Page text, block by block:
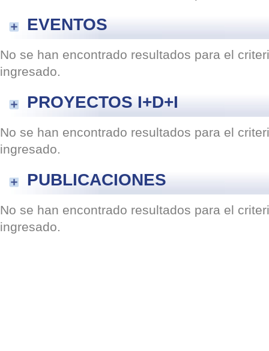
EVENTOS
No se han encontrado resultados para el
ingresado.
PROYECTOS I+D+I
No se han encontrado resultados para el
ingresado.
PUBLICACIONES
No se han encontrado resultados para el
ingresado.